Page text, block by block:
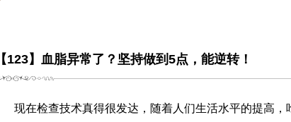
【123】血脂异常了？坚持做到5点，能逆转！
现在检查技术真得很发达，随着人们生活水平的提高